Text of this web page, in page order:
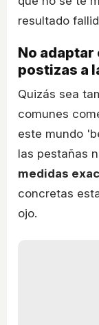
resultado
No adaptar
postizas a
Quizás sea
comunes
este mundo
las pestañas
medidas
concretas
ojo.